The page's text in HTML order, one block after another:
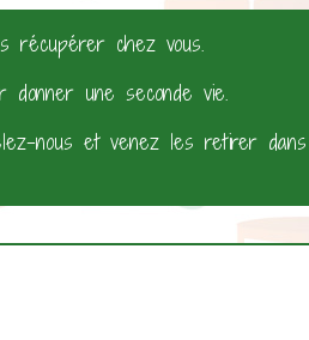
récupérer chez vous.
donner une seconde vie.
nous et venez les retirer dans